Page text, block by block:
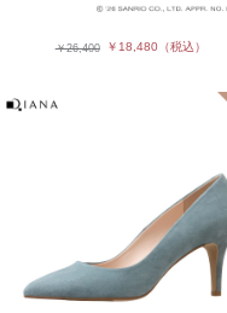
￥26,400 ￥18,480（税込）